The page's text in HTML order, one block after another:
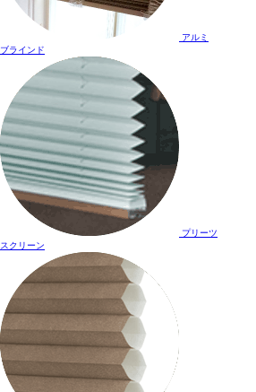
アルミ
ブラインド
プリーツ
スクリーン